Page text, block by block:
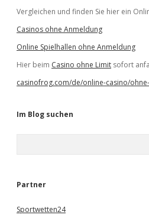
Vergleichen und finden Sie hier ein
Casinos ohne Anmeldung
Online Spielhallen ohne Anmeldung
Hier beim Casino ohne Limit sofort
casinofrog.com/de/online-casino/
Im Blog suchen
e
Partner
Sportwetten24